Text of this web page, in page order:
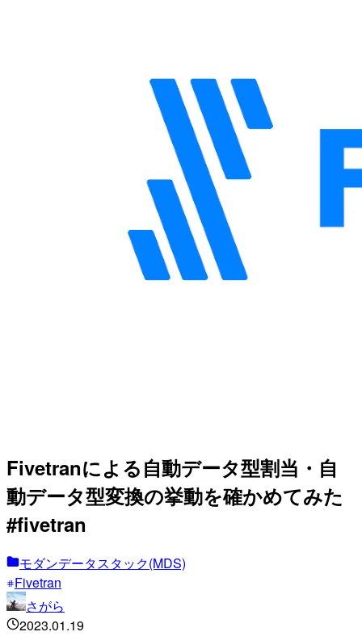
Fivetranによる自動データ型割当・自
動データ型変換の挙動を確かめてみた
#fivetran
モダンデータスタック(MDS)
Fivetran
さがら
2023.01.19